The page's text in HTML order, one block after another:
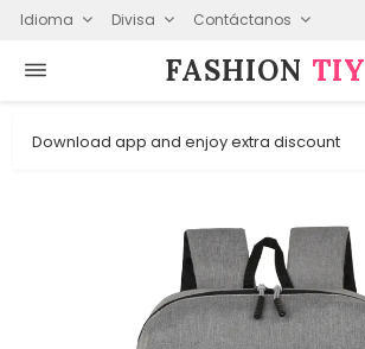
Idioma Divisa Contáctanos
FASHION⁠ TIY
Download app and enjoy extra discount